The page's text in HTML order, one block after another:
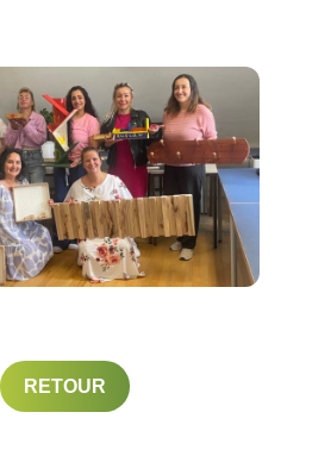
RETOUR